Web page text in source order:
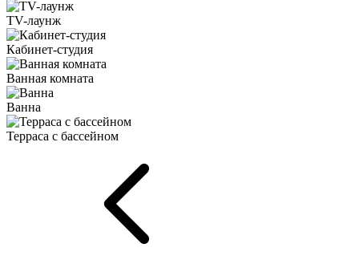
TV-лаунж
Кабинет-студия
Ванная комната
Ванна
Терраса с бассейном